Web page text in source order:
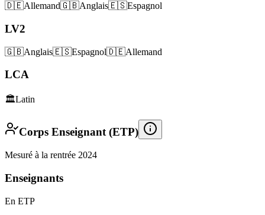
🇩🇪Allemand🇬🇧Anglais🇪🇸Espagnol
LV2
🇬🇧Anglais🇪🇸Espagnol🇩🇪Allemand
LCA
🏛️Latin
Corps Enseignant (ETP)
Mesuré à la rentrée 2024
Enseignants
En ETP